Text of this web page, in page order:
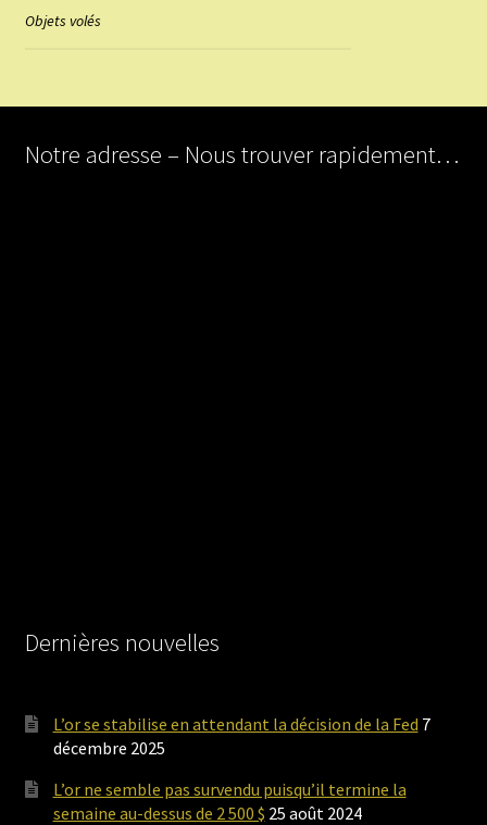
Objets volés
Notre adresse – Nous trouver rapidement…
Dernières nouvelles
L’or se stabilise en attendant la décision de la Fed 7
décembre 2025
L’or ne semble pas survendu puisqu’il termine la
semaine au-dessus de 2 500 $ 25 août 2024